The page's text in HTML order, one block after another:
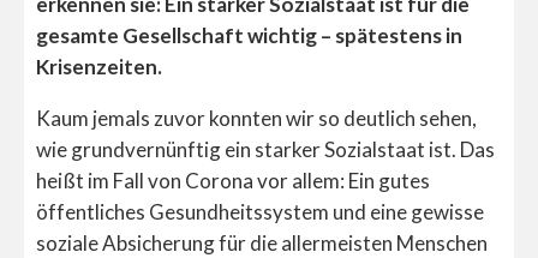
gesamte Gesellschaft wichtig – spätestens in
Krisenzeiten.
Kaum jemals zuvor konnten wir so deutlich sehen,
wie grundvernünftig ein starker Sozialstaat ist. Das
heißt im Fall von Corona vor allem: Ein gutes
öffentliches Gesundheitssystem und eine gewisse
soziale Absicherung für die allermeisten Menschen